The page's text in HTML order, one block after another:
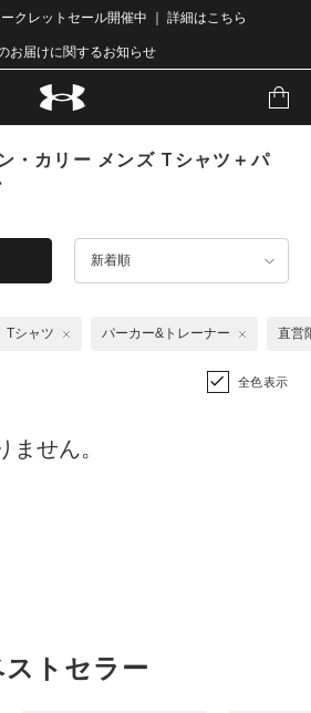
クレットセール開催中 ｜ 詳細はこちら
お届けに関するお知らせ
・カリー メンズ Tシャツ＋パ
新着順
Tシャツ パーカー&トレーナー 直営
全色表示
せん。
ストセラー